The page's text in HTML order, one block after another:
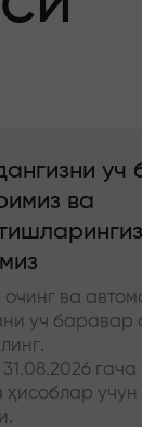
уч
ва
очинг ва
уч баравар
гача
ҳисоблар